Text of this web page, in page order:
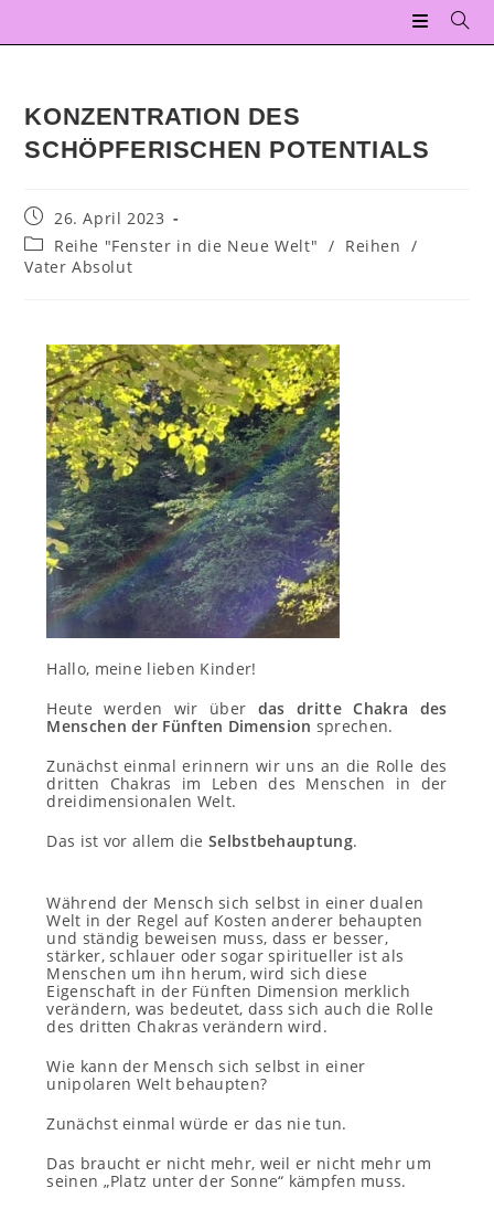
KONZENTRATION DES
SCHÖPFERISCHEN POTENTIALS
26. April 2023
Reihe "Fenster in die Neue Welt" / Reihen /
Vater Absolut
Hallo, meine lieben Kinder!
Heute werden wir über das dritte Chakra des
Menschen der Fünften Dimension sprechen.
Zunächst einmal erinnern wir uns an die Rolle des
dritten Chakras im Leben des Menschen in der
dreidimensionalen Welt.
Das ist vor allem dieSelbstbehauptung.
Während der Mensch sich selbst in einer dualen
Welt in der Regel auf Kosten anderer behaupten
und ständig beweisen muss, dass er besser,
stärker, schlauer oder sogar spiritueller ist als
Menschen um ihn herum, wird sich diese
Eigenschaft in der Fünften Dimension merklich
verändern, was bedeutet, dass sich auch die Rolle
des dritten Chakras verändern wird.
Wie kann der Mensch sich selbst in einer
unipolaren Welt behaupten?
Zunächst einmal würde er das nie tun.
Das braucht er nicht mehr, weil er nicht mehr um
seinen „Platz unter der Sonne“ kämpfen muss.